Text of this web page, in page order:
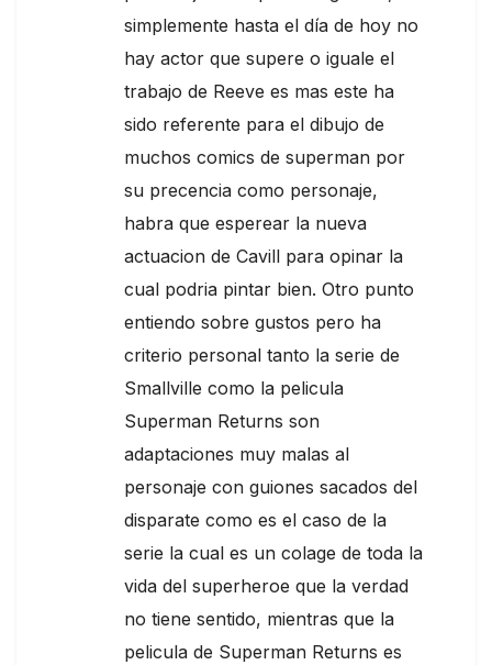
simplemente hasta el día de hoy no
hay actor que supere o iguale el
trabajo de Reeve es mas este ha
sido referente para el dibujo de
muchos comics de superman por
su precencia como personaje,
habra que esperear la nueva
actuacion de Cavill para opinar la
cual podria pintar bien. Otro punto
entiendo sobre gustos pero ha
criterio personal tanto la serie de
Smallville como la pelicula
Superman Returns son
adaptaciones muy malas al
personaje con guiones sacados del
disparate como es el caso de la
serie la cual es un colage de toda la
vida del superheroe que la verdad
no tiene sentido, mientras que la
pelicula de Superman Returns es